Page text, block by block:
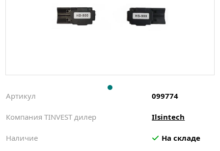
Артикул 099774
Компания TINVEST дилер Ilsintech
Наличие На складе